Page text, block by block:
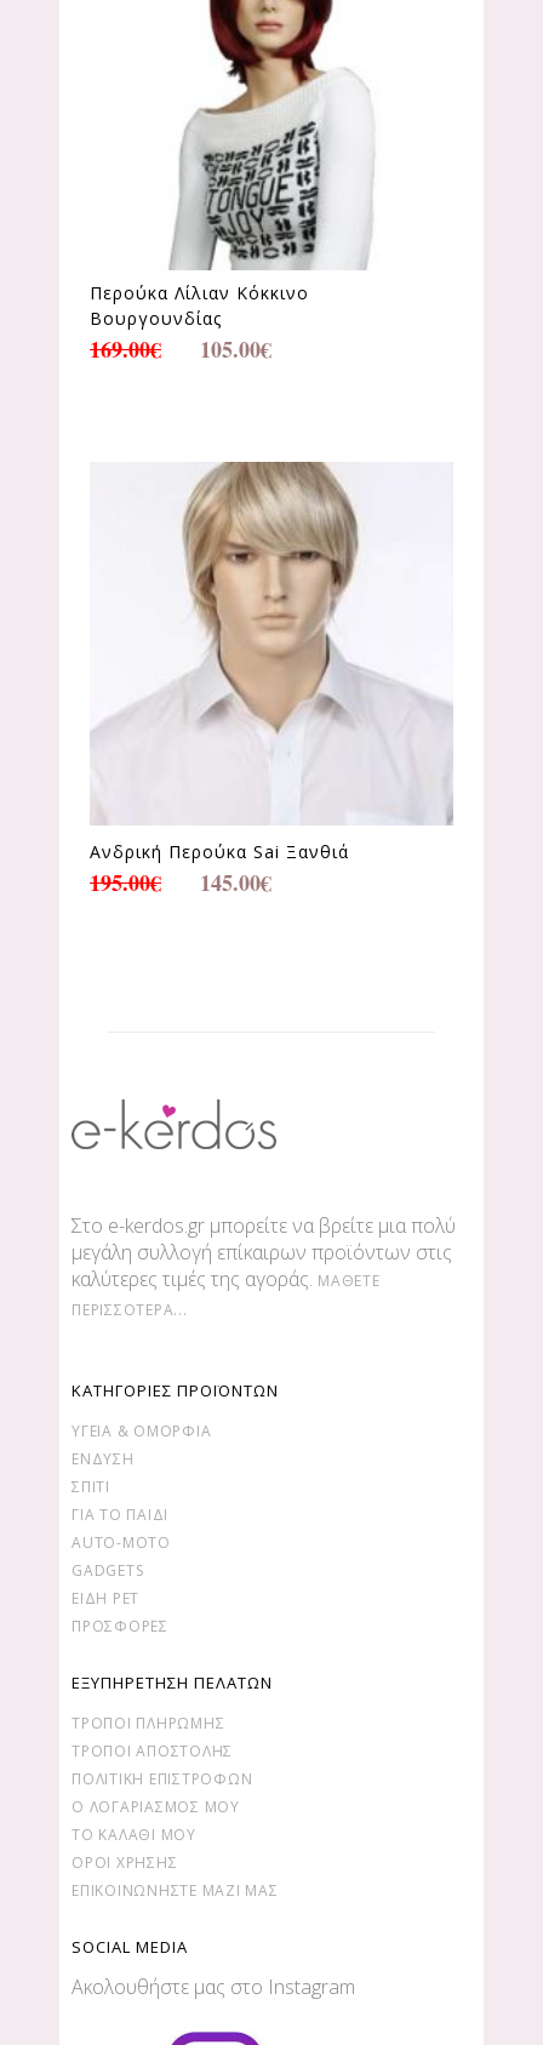
Περούκα Λίλιαν Κόκκινο
Βουργουνδίας
169.00€ 105.00€
Ανδρική Περούκα Sai Ξανθιά
195.00€ 145.00€
Στο e-kerdos.gr μπορείτε να βρείτε μια πολύ
μεγάλη συλλογή επίκαιρων προϊόντων στις
καλύτερες τιμές της αγοράς. ΜΆΘΕΤΕ
ΠΕΡΙΣΣΌΤΕΡΑ...
ΚΑΤΗΓΟΡΙΕΣ ΠΡΟΪΟΝΤΩΝ
ΥΓΕΊΑ & ΟΜΟΡΦΙΆ
ΕΝΔΥΣΗ
ΣΠΙΤΙ
ΓΙΑ ΤΟ ΠΑΙΔΙ
AUTO-MOTO
GADGETS
ΕΙΔΗ PET
ΠΡΟΣΦΟΡΕΣ
ΕΞΥΠΗΡΕΤΗΣΗ ΠΕΛΑΤΩΝ
ΤΡΌΠΟΙ ΠΛΗΡΩΜΉΣ
ΤΡΌΠΟΙ ΑΠΟΣΤΟΛΉΣ
ΠΟΛΙΤΙΚΉ ΕΠΙΣΤΡΟΦΏΝ
Ο ΛΟΓΑΡΙΑΣΜΌΣ ΜΟΥ
ΤΟ ΚΑΛΆΘΙ ΜΟΥ
ΌΡΟΙ ΧΡΉΣΗΣ
ΕΠΙΚΟΙΝΩΝΉΣΤΕ ΜΑΖΊ ΜΑΣ
SOCIAL MEDIA
Ακολουθήστε μας στο Instagram